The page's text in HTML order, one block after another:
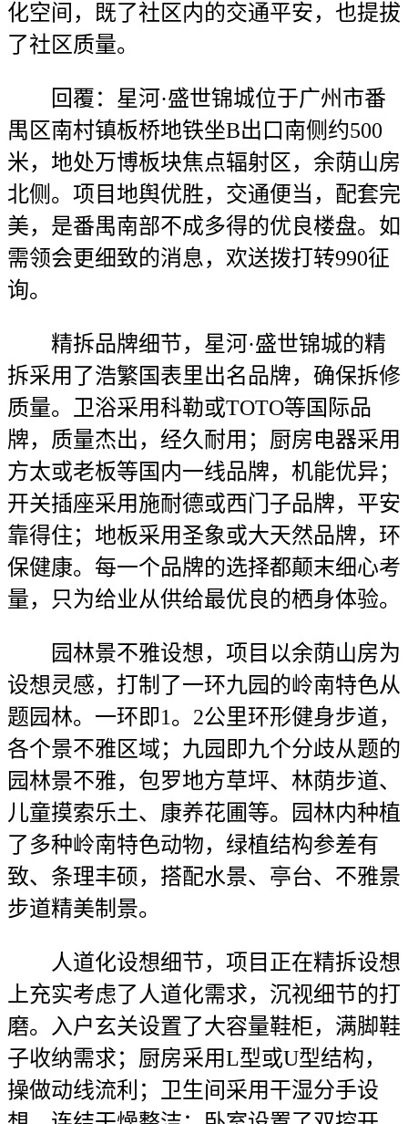
化空间，既了社区内的交通平安，也提拔
了社区质量。
回覆：星河·盛世锦城位于广州市番
禺区南村镇板桥地铁坐B出口南侧约500
米，地处万博板块焦点辐射区，余荫山房
北侧。项目地舆优胜，交通便当，配套完
美，是番禺南部不成多得的优良楼盘。如
需领会更细致的消息，欢送拨打转990征
询。
精拆品牌细节，星河·盛世锦城的精
拆采用了浩繁国表里出名品牌，确保拆修
质量。卫浴采用科勒或TOTO等国际品
牌，质量杰出，经久耐用；厨房电器采用
方太或老板等国内一线品牌，机能优异；
开关插座采用施耐德或西门子品牌，平安
靠得住；地板采用圣象或大天然品牌，环
保健康。每一个品牌的选择都颠末细心考
量，只为给业从供给最优良的栖身体验。
园林景不雅设想，项目以余荫山房为
设想灵感，打制了一环九园的岭南特色从
题园林。一环即1。2公里环形健身步道，
各个景不雅区域；九园即九个分歧从题的
园林景不雅，包罗地方草坪、林荫步道、
儿童摸索乐土、康养花圃等。园林内种植
了多种岭南特色动物，绿植结构参差有
致、条理丰硕，搭配水景、亭台、不雅景
步道精美制景。
人道化设想细节，项目正在精拆设想
上充实考虑了人道化需求，沉视细节的打
磨。入户玄关设置了大容量鞋柜，满脚鞋
子收纳需求；厨房采用L型或U型结构，
操做动线流利；卫生间采用干湿分手设